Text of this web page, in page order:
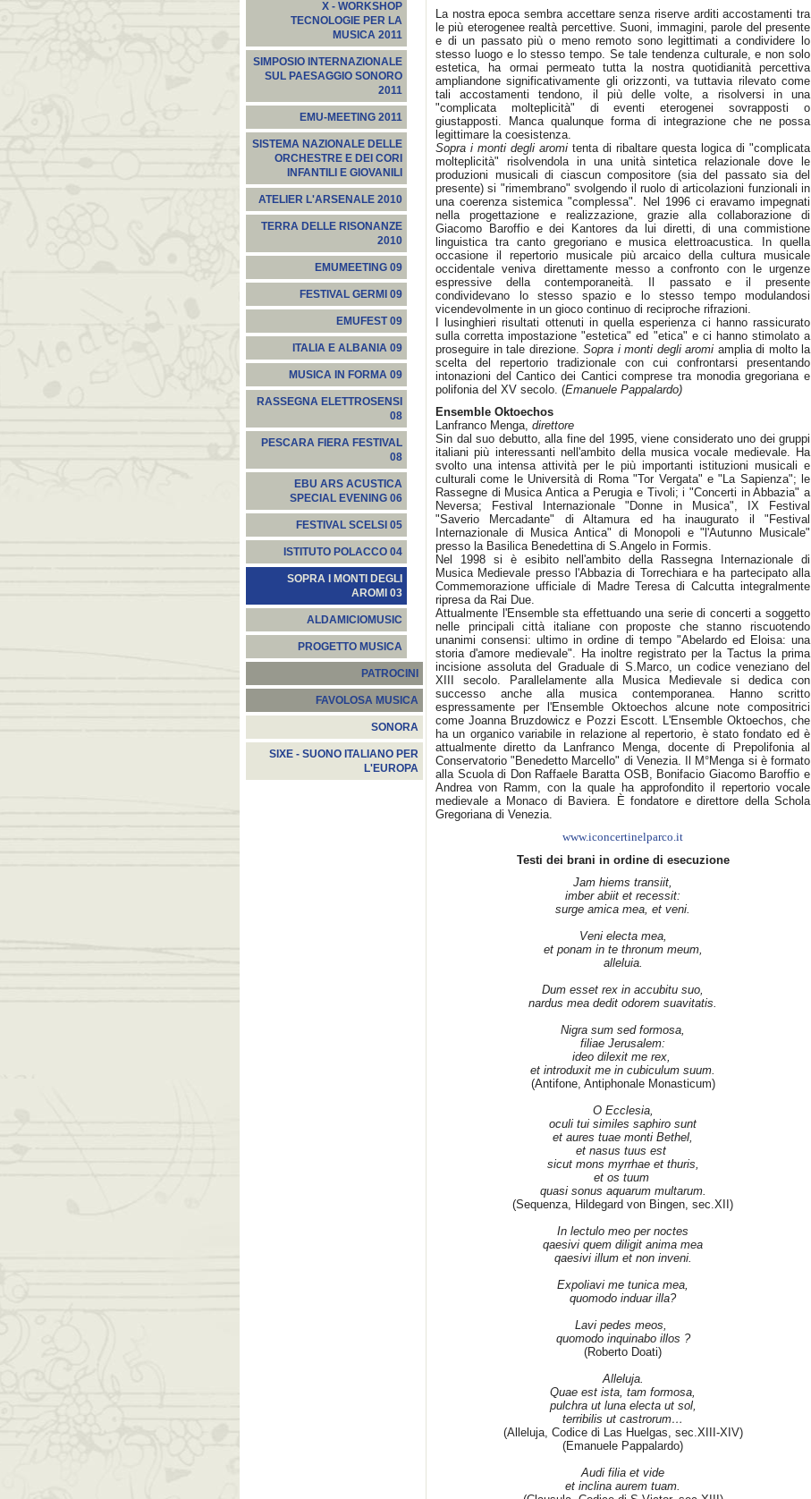
X - WORKSHOP
TECNOLOGIE PER LA
MUSICA 2011
SIMPOSIO INTERNAZIONALE
SUL PAESAGGIO SONORO
2011
EMU-MEETING 2011
SISTEMA NAZIONALE DELLE
ORCHESTRE E DEI CORI
INFANTILI E GIOVANILI
ATELIER L'ARSENALE 2010
TERRA DELLE RISONANZE
2010
EMUMEETING 09
FESTIVAL GERMI 09
EMUFEST 09
ITALIA E ALBANIA 09
MUSICA IN FORMA 09
RASSEGNA ELETTROSENSI
08
PESCARA FIERA FESTIVAL
08
EBU ARS ACUSTICA
SPECIAL EVENING 06
FESTIVAL SCELSI 05
ISTITUTO POLACCO 04
SOPRA I MONTI DEGLI
AROMI 03
ALDAMICIOMUSIC
PROGETTO MUSICA
PATROCINI
FAVOLOSA MUSICA
SONORA
SIXE - SUONO ITALIANO PER
L'EUROPA
La nostra epoca sembra accettare senza riserve arditi accostamenti tra
le più eterogenee realtà percettive. Suoni, immagini, parole del presente
e di un passato più o meno remoto sono legittimati a condividere lo
stesso luogo e lo stesso tempo. Se tale tendenza culturale, e non solo
estetica, ha ormai permeato tutta la nostra quotidianità percettiva
ampliandone significativamente gli orizzonti, va tuttavia rilevato come
tali accostamenti tendono, il più delle volte, a risolversi in una
"complicata molteplicità" di eventi eterogenei sovrapposti o
giustapposti. Manca qualunque forma di integrazione che ne possa
legittimare la coesistenza.
Sopra i monti degli aromi tenta di ribaltare questa logica di "complicata
molteplicità" risolvendola in una unità sintetica relazionale dove le
produzioni musicali di ciascun compositore (sia del passato sia del
presente) si "rimembrano" svolgendo il ruolo di articolazioni funzionali in
una coerenza sistemica "complessa". Nel 1996 ci eravamo impegnati
nella progettazione e realizzazione, grazie alla collaborazione di
Giacomo Baroffio e dei Kantores da lui diretti, di una commistione
linguistica tra canto gregoriano e musica elettroacustica. In quella
occasione il repertorio musicale più arcaico della cultura musicale
occidentale veniva direttamente messo a confronto con le urgenze
espressive della contemporaneità. Il passato e il presente
condividevano lo stesso spazio e lo stesso tempo modulandosi
vicendevolmente in un gioco continuo di reciproche rifrazioni.
I lusinghieri risultati ottenuti in quella esperienza ci hanno rassicurato
sulla corretta impostazione "estetica" ed "etica" e ci hanno stimolato a
proseguire in tale direzione. Sopra i monti degli aromi amplia di molto la
scelta del repertorio tradizionale con cui confrontarsi presentando
intonazioni del Cantico dei Cantici comprese tra monodia gregoriana e
polifonia del XV secolo. (Emanuele Pappalardo)
Ensemble Oktoechos
Lanfranco Menga, direttore
Sin dal suo debutto, alla fine del 1995, viene considerato uno dei gruppi
italiani più interessanti nell'ambito della musica vocale medievale. Ha
svolto una intensa attività per le più importanti istituzioni musicali e
culturali come le Università di Roma "Tor Vergata" e "La Sapienza"; le
Rassegne di Musica Antica a Perugia e Tivoli; i "Concerti in Abbazia" a
Neversa; Festival Internazionale "Donne in Musica", IX Festival
"Saverio Mercadante" di Altamura ed ha inaugurato il "Festival
Internazionale di Musica Antica" di Monopoli e "l'Autunno Musicale"
presso la Basilica Benedettina di S.Angelo in Formis.
Nel 1998 si è esibito nell'ambito della Rassegna Internazionale di
Musica Medievale presso l'Abbazia di Torrechiara e ha partecipato alla
Commemorazione ufficiale di Madre Teresa di Calcutta integralmente
ripresa da Rai Due.
Attualmente l'Ensemble sta effettuando una serie di concerti a soggetto
nelle principali città italiane con proposte che stanno riscuotendo
unanimi consensi: ultimo in ordine di tempo "Abelardo ed Eloisa: una
storia d'amore medievale". Ha inoltre registrato per la Tactus la prima
incisione assoluta del Graduale di S.Marco, un codice veneziano del
XIII secolo. Parallelamente alla Musica Medievale si dedica con
successo anche alla musica contemporanea. Hanno scritto
espressamente per l'Ensemble Oktoechos alcune note compositrici
come Joanna Bruzdowicz e Pozzi Escott. L'Ensemble Oktoechos, che
ha un organico variabile in relazione al repertorio, è stato fondato ed è
attualmente diretto da Lanfranco Menga, docente di Prepolifonia al
Conservatorio "Benedetto Marcello" di Venezia. Il M°Menga si è formato
alla Scuola di Don Raffaele Baratta OSB, Bonifacio Giacomo Baroffio e
Andrea von Ramm, con la quale ha approfondito il repertorio vocale
medievale a Monaco di Baviera. È fondatore e direttore della Schola
Gregoriana di Venezia.
www.iconcertinelparco.it
Testi dei brani in ordine di esecuzione
Jam hiems transiit,
imber abiit et recessit:
surge amica mea, et veni.
Veni electa mea,
et ponam in te thronum meum,
alleluia.
Dum esset rex in accubitu suo,
nardus mea dedit odorem suavitatis.
Nigra sum sed formosa,
filiae Jerusalem:
ideo dilexit me rex,
et introduxit me in cubiculum suum.
(Antifone, Antiphonale Monasticum)
O Ecclesia,
oculi tui similes saphiro sunt
et aures tuae monti Bethel,
et nasus tuus est
sicut mons myrrhae et thuris,
et os tuum
quasi sonus aquarum multarum.
(Sequenza, Hildegard von Bingen, sec.XII)
In lectulo meo per noctes
qaesivi quem diligit anima mea
qaesivi illum et non inveni.
Expoliavi me tunica mea,
quomodo induar illa?
Lavi pedes meos,
quomodo inquinabo illos ?
(Roberto Doati)
Alleluja.
Quae est ista, tam formosa,
pulchra ut luna electa ut sol,
terribilis ut castrorum…
(Alleluja, Codice di Las Huelgas, sec.XIII-XIV)
(Emanuele Pappalardo)
Audi filia et vide
et inclina aurem tuam.